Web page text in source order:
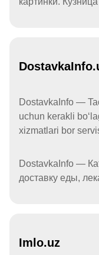
DostavkaInfo —
uchun kerakli
xizmatlari bor
DostavkaInfo —
доставку еды,
Imlo.uz